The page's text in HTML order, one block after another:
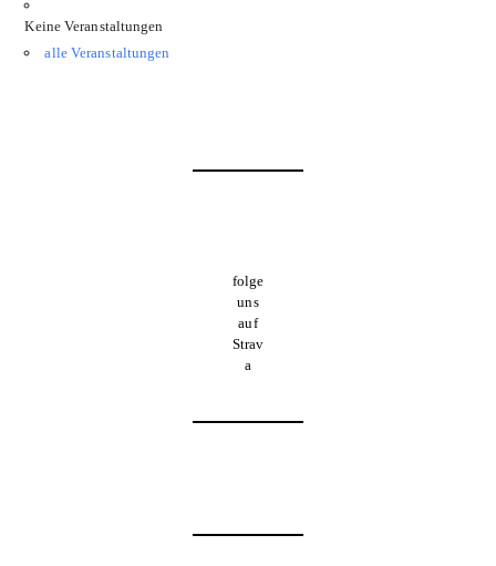
Keine Veranstaltungen
alle Veranstaltungen
folge
uns
auf
Strav
a